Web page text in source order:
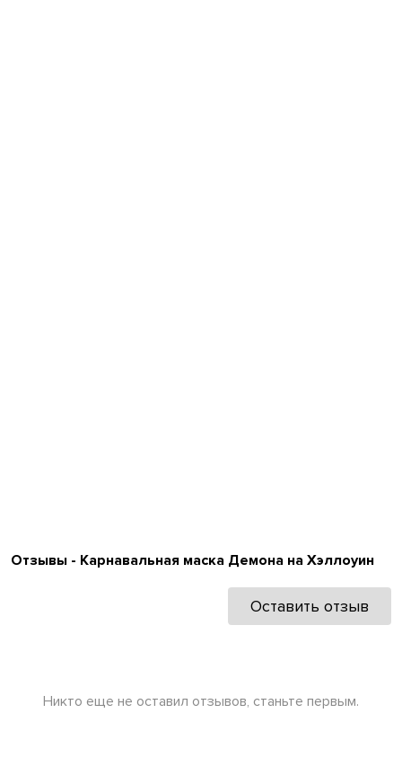
Отзывы - Карнавальная маска Демона на Хэллоуин
Оставить отзыв
Никто еще не оставил отзывов, станьте первым.